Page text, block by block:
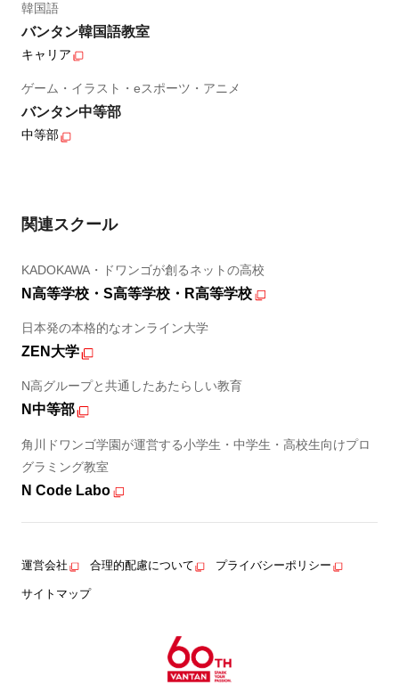
韓国語
バンタン韓国語教室
キャリア
ゲーム・イラスト・eスポーツ・アニメ
バンタン中等部
中等部
関連スクール
KADOKAWA・ドワンゴが創るネットの高校
N高等学校・S高等学校・R高等学校
日本発の本格的なオンライン大学
ZEN大学
N高グループと共通したあたらしい教育
N中等部
角川ドワンゴ学園が運営する小学生・中学生・高校生向けプロ
グラミング教室
N Code Labo
運営会社 合理的配慮について プライバシーポリシー
サイトマップ